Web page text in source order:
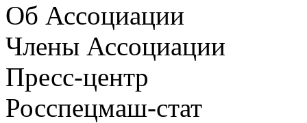
Об Ассоциации
Члены Ассоциации
Пресс-центр
Росспецмаш-стат